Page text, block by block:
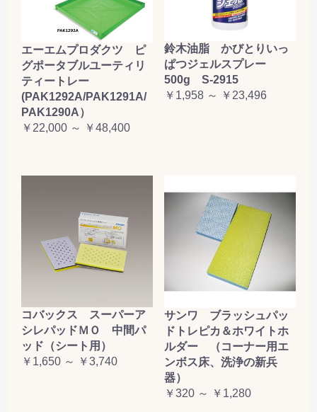
エーエムプロダクツ ピ
グポータブルユーティリ
ティートレー
(PAK1292A/PAK1291A/
PAK1290A）
￥22,000 ～ ￥48,400
鈴木油脂 かびとりいっ
ぱつジェルスプレー
500g S-2915
￥1,958 ～ ￥23,496
コバックス スーパーア
シレパッドＭＯ 中間パ
ッド（シート用）
￥1,650 ～ ￥3,740
サンワ ブラッシュパッ
ドトレピカ＆ホワイトホ
ルダー （コーナー用エ
ンボス床、洗浄の新兵
器）
￥320 ～ ￥1,280